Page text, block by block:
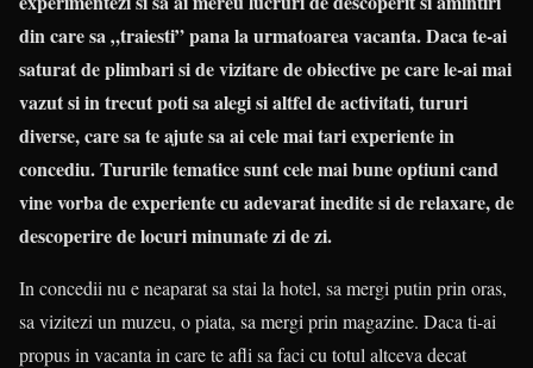
din care sa „traiesti” pana la urmatoarea vacanta. Daca te-ai
saturat de plimbari si de vizitare de obiective pe care le-ai mai
vazut si in trecut poti sa alegi si altfel de activitati, tururi
diverse, care sa te ajute sa ai cele mai tari experiente in
concediu. Tururile tematice sunt cele mai bune optiuni cand
vine vorba de experiente cu adevarat inedite si de relaxare, de
descoperire de locuri minunate zi de zi.
In concedii nu e neaparat sa stai la hotel, sa mergi putin prin oras,
sa vizitezi un muzeu, o piata, sa mergi prin magazine. Daca ti-ai
propus in vacanta in care te afli sa faci cu totul altceva decat